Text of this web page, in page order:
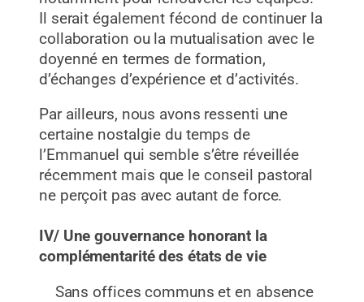
Il serait également fécond de continuer la
collaboration ou la mutualisation avec le
doyenné en termes de formation,
d’échanges d’expérience et d’activités.
Par ailleurs, nous avons ressenti une
certaine nostalgie du temps de
l’Emmanuel qui semble s’être réveillée
récemment mais que le conseil pastoral
ne perçoit pas avec autant de force.
IV/ Une gouvernance honorant la
complémentarité des états de vie
Sans offices communs et en absence